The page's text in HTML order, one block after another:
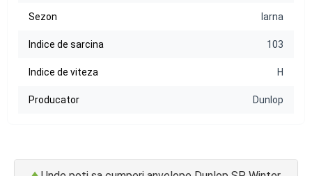
Sezon Iarna
Indice de sarcina 103
Indice de viteza H
Producator Dunlop